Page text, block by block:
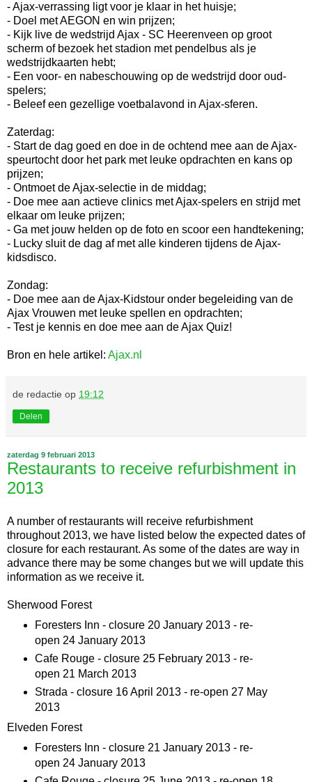
- Ajax-verrassing ligt voor je klaar in het huisje;
- Doel met AEGON en win prijzen;
- Kijk live de wedstrijd Ajax - SC Heerenveen op groot
scherm of bezoek het stadion met pendelbus als je
wedstrijdkaarten hebt;
- Een voor- en nabeschouwing op de wedstrijd door oud-
spelers;
- Beleef een gezellige voetbalavond in Ajax-sferen.
Zaterdag:
- Start de dag goed en doe in de ochtend mee aan de Ajax-
speurtocht door het park met leuke opdrachten en kans op
prijzen;
- Ontmoet de Ajax-selectie in de middag;
- Doe mee aan actieve clinics met Ajax-spelers en strijd met
elkaar om leuke prijzen;
- Ga met jouw helden op de foto en scoor een handtekening;
- Lucky sluit de dag af met alle kinderen tijdens de Ajax-
kidsdisco.
Zondag:
- Doe mee aan de Ajax-Kidstour onder begeleiding van de
Ajax Vrouwen met leuke spellen en opdrachten;
- Test je kennis en doe mee aan de Ajax Quiz!
Bron en hele artikel: Ajax.nl
de redactie op 19:12
Delen
zaterdag 9 februari 2013
Restaurants to receive refurbishment in
2013
A number of restaurants will receive refurbishment
throughout 2013, we have listed below the expected dates of
closure for each restaurant. As some of the dates are way in
advance there may be some changes but we will update this
information as we receive it.
Sherwood Forest
Foresters Inn - closure 20 January 2013 - re-
open 24 January 2013
Cafe Rouge - closure 25 February 2013 - re-
open 21 March 2013
Strada - closure 16 April 2013 - re-open 27 May
2013
Elveden Forest
Foresters Inn - closure 21 January 2013 - re-
open 24 January 2013